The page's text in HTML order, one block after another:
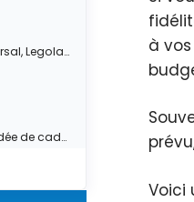
à
Voici
Billets de parcs (Disney, Universal, Legoland, etc)
Carte-cadeau : la meilleure idée de cadeau de Noël pour la personne qui a déjà tout